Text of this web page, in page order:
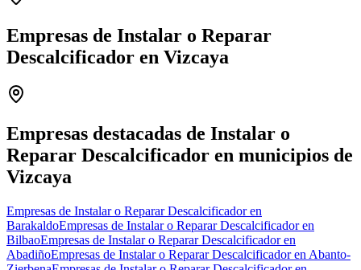
Empresas de Instalar o Reparar
Descalcificador en Vizcaya
−
Empresas destacadas de Instalar o
Reparar Descalcificador en municipios de
Vizcaya
Empresas de Instalar o Reparar Descalcificador en
BarakaldoEmpresas de Instalar o Reparar Descalcificador en
BilbaoEmpresas de Instalar o Reparar Descalcificador en
AbadiñoEmpresas de Instalar o Reparar Descalcificador en Abanto-